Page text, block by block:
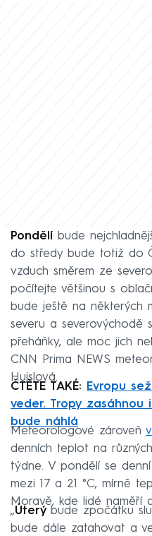
Pondělí bude
do středy bude totiž do
vzduch směrem ze
počítejte většinou s
bude ještě na některých
severu a severovýchodě
přeháňky, ale moc jich
CNN Prima NEWS
Hujslová.
ČTĚTE TAKÉ:
Evropu
veder. Tropy zasáhnou
bude náhlá
Meteorologové zároveň
denních teplot na
týdne. V pondělí se
mezi 17 a 21 °C, mírně
Moravě, kde lidé naměří
„Úterý bude zpočátku
bude dále zatahovat a